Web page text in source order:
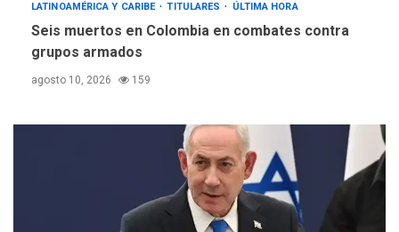
LATINOAMÉRICA Y CARIBE TITULARES ÚLTIMA HORA
Seis muertos en Colombia en combates contra
grupos armados
agosto 10, 2026 159